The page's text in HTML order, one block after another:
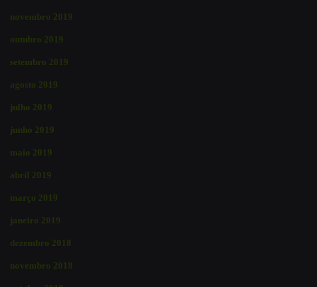
novembro 2019
outubro 2019
setembro 2019
agosto 2019
julho 2019
junho 2019
maio 2019
abril 2019
março 2019
janeiro 2019
dezembro 2018
novembro 2018